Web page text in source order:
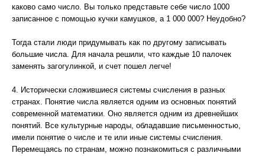
каково само число. Вы только представьте себе число 1000
записанное с помощью кучки камушков, а 1 000 000? Неудобно?
Тогда стали люди придумывать как по другому записывать
большие числа. Для начала решили, что каждые 10 палочек
заменять загогулинкой, и счет пошел легче!
4. Исторически сложившиеся системы счисления в разных
странах. Понятие числа является одним из основных понятий
современной математики. Оно является одним из древнейших
понятий. Все культурные народы, обладавшие письменностью,
имели понятие о числе и те или иные системы счисления.
Перемещаясь по странам, можно познакомиться с различными